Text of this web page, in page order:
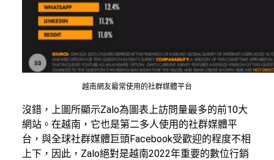
越南網友最常使用的社群媒體平台
沒錯，上圖所顯示Zalo為圖表上訪問量最多的前10大
網站。在越南，它也是第二多人使用的社群媒體平
台，與全球社群媒體巨頭Facebook受歡迎的程度不相
上下，因此，Zalo絕對是越南2022年重要的數位行銷